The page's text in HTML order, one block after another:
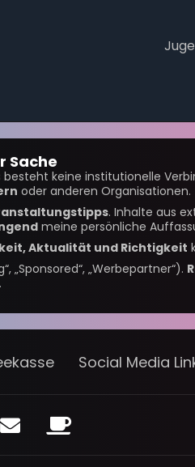
Sache
besteht keine institutionelle
oder anderen Organisationen.
. Inhalte aus
meine persönliche
Aktualität und Richtigkeit
„Sponsored“, „Werbepartner“).
Social Media
E
n
v
C
o
f